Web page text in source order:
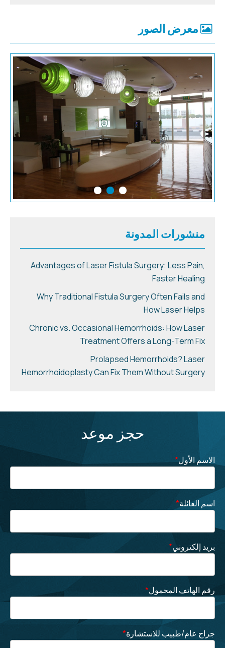
معرض الصور
منشورات المدونة
Advantages of Laser Fistula Surgery: Less Pain,
Faster Healing
Why Traditional Fistula Surgery Often Fails and
How Laser Helps
Chronic vs. Occasional Hemorrhoids: How Laser
Treatment Offers a Long-Term Fix
Prolapsed Hemorrhoids? Laser
Hemorrhoidoplasty Can Fix Them Without Surgery
حجز موعد
الاسم الأول*
اسم العائلة*
بريد إلكتروني*
رقم الهاتف المحمول*
جراح عام/طبيب للاستشارة*